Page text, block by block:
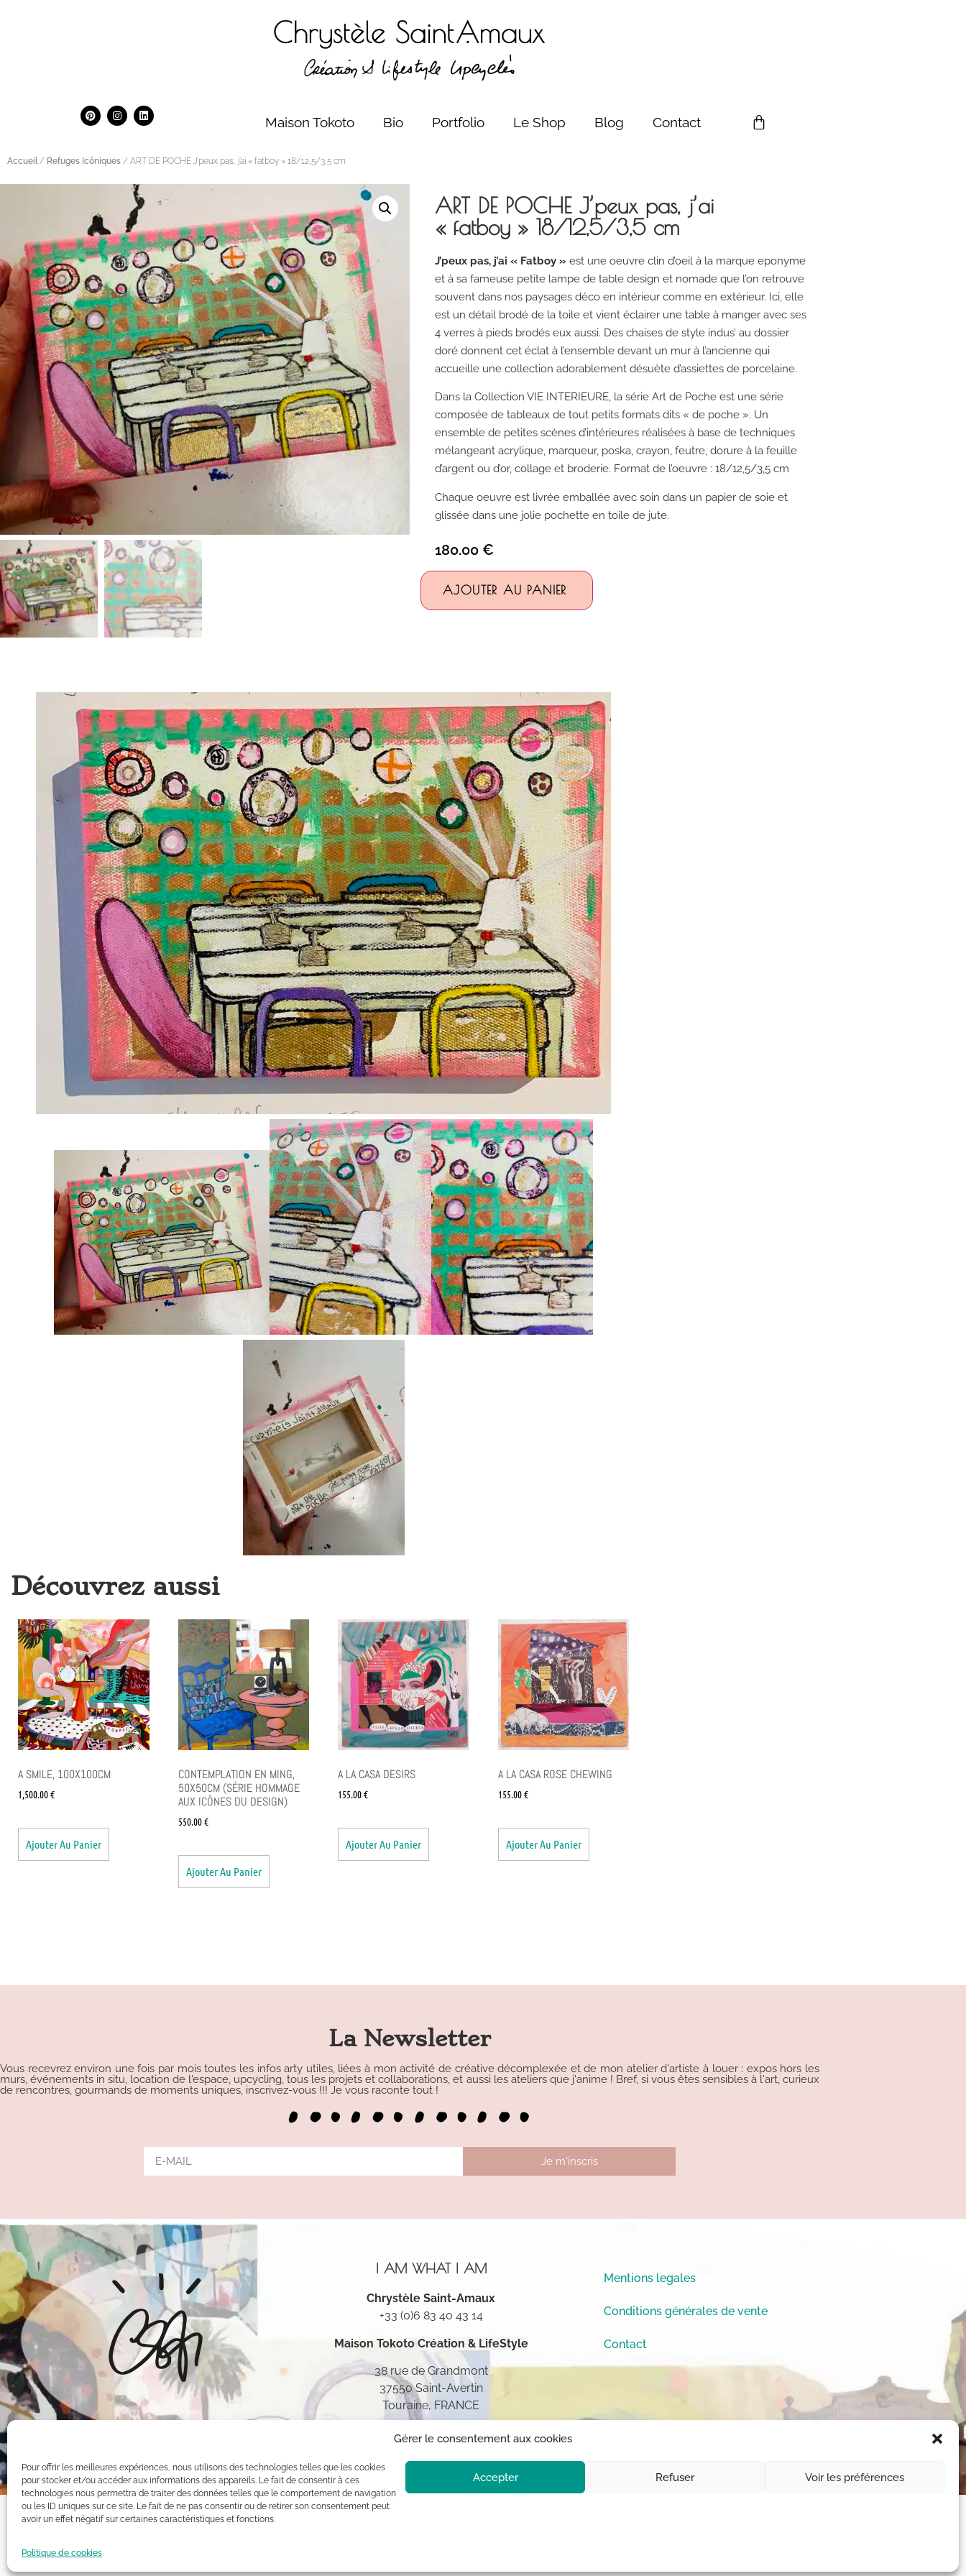
Gérer le consentement aux cookies
Pour offrir les meilleures expériences, nous utilisons des technologies telles que les cookies
pour stocker et/ou accéder aux informations des appareils. Le fait de consentir à ces
technologies nous permettra de traiter des données telles que le comportement de navigation
ou les ID uniques sur ce site. Le fait de ne pas consentir ou de retirer son consentement peut
avoir un effet négatif sur certaines caractéristiques et fonctions.
Accepter Refuser Voir les préférences
Politique de cookies
Maison Tokoto Bio Portfolio Le Shop Blog Contact
Accueil / Refuges Icôniques / ART DE POCHE J’peux pas, j’ai « fatboy » 18/12,5/3,5 cm
ART DE POCHE J’peux pas, j’ai
« fatboy » 18/12,5/3,5 cm
J’peux pas, j’ai « Fatboy » est une oeuvre clin d’oeil à la marque eponyme
et à sa fameuse petite lampe de table design et nomade que l’on retrouve
souvent dans nos paysages déco en intérieur comme en extérieur. Ici, elle
est un détail brodé de la toile et vient éclairer une table à manger avec ses
4 verres à pieds brodés eux aussi. Des chaises de style indus’ au dossier
doré donnent cet éclat à l’ensemble devant un mur à l’ancienne qui
accueille une collection adorablement désuète d’assiettes de porcelaine.
Dans la Collection VIE INTERIEURE, la série Art de Poche est une série
composée de tableaux de tout petits formats dits « de poche ». Un
ensemble de petites scènes d’intérieures réalisées à base de techniques
mélangeant acrylique, marqueur, poska, crayon, feutre, dorure à la feuille
d’argent ou d’or, collage et broderie. Format de l’oeuvre : 18/12,5/3,5 cm
Chaque oeuvre est livrée emballée avec soin dans un papier de soie et
glissée dans une jolie pochette en toile de jute.
180.00 €
AJOUTER AU PANIER
Alternative:
Découvrez aussi
A SMILE, 100X100CM
1,500.00€
Ajouter Au Panier
CONTEMPLATION EN MING,
50X50CM (SÉRIE HOMMAGE
AUX ICÔNES DU DESIGN)
550.00€
Ajouter Au Panier
A LA CASA DESIRS
155.00€
Ajouter Au Panier
A LA CASA ROSE CHEWING
155.00€
Ajouter Au Panier
La Newsletter
Vous recevrez environ une fois par mois toutes les infos arty utiles, liées à mon activité de créative décomplexée et de mon atelier d'artiste à louer : expos hors les
murs, événements in situ, location de l'espace, upcycling, tous les projets et collaborations, et aussi les ateliers que j'anime ! Bref, si vous êtes sensibles à l'art, curieux
de rencontres, gourmands de moments uniques, inscrivez-vous !!! Je vous raconte tout !
Je m'inscris
I AM WHAT I AM
Chrystèle Saint-Amaux
+33 (0)6 83 40 43 14
Maison Tokoto Création & LifeStyle
38 rue de Grandmont
37550 Saint-Avertin
Touraine, FRANCE
Mentions legales
Conditions générales de vente
Contact
Toutes les oeuvres présentées sur ce site appartiennent exclusivement à l’auteur (sauf mention contraire) aux termes des articles L 111-1 et L112-1 du code de la Propriété